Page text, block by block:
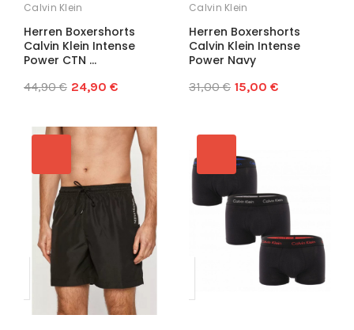
Calvin Klein
Herren Boxershorts
Calvin Klein Intense
Power CTN ...
44,90 € 24,90 €
Calvin Klein
Herren Boxershorts
Calvin Klein Intense
Power Navy
31,00 € 15,00 €